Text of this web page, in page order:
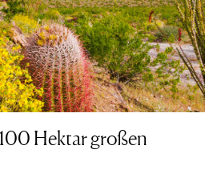
Hektar großen